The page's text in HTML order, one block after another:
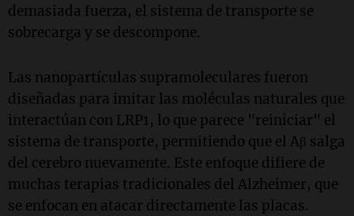
demasiada fuerza, el sistema de transporte se
sobrecarga y se descompone.
Las nanopartículas supramoleculares fueron
diseñadas para imitar las moléculas naturales que
interactúan con LRP1, lo que parece "reiniciar" el
sistema de transporte, permitiendo que el Aβ salga
del cerebro nuevamente. Este enfoque difiere de
muchas terapias tradicionales del Alzheimer, que
se enfocan en atacar directamente las placas.